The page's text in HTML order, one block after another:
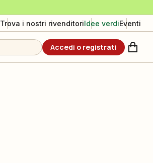
Trova i nostri rivenditoriIdee verdiEventi
Accedi o registrati